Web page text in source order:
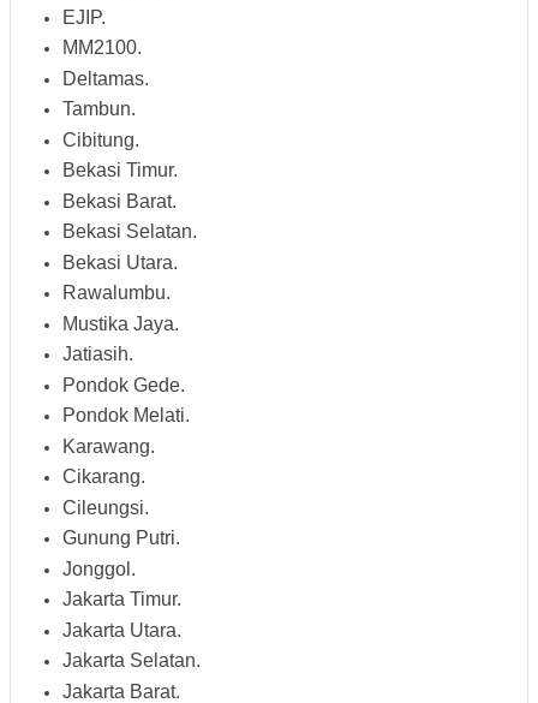
EJIP.
MM2100.
Deltamas.
Tambun.
Cibitung.
Bekasi Timur.
Bekasi Barat.
Bekasi Selatan.
Bekasi Utara.
Rawalumbu.
Mustika Jaya.
Jatiasih.
Pondok Gede.
Pondok Melati.
Karawang.
Cikarang.
Cileungsi.
Gunung Putri.
Jonggol.
Jakarta Timur.
Jakarta Utara.
Jakarta Selatan.
Jakarta Barat.